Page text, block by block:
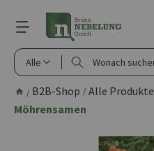
springen
Alle
/ B2B-Shop / Alle Produkte
Möhrensamen